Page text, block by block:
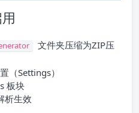
文件夹压缩为ZIP压
（Settings）
板块
析生效